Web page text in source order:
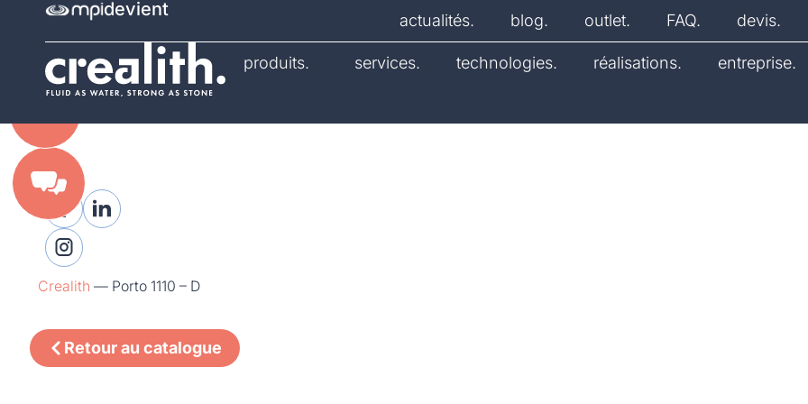
devient
actualités. blog. outlet. FAQ. devis.
produits. services. technologies. réalisations. entreprise.
catalogue.
Crealith — Porto 1110 – D
Retour au catalogue